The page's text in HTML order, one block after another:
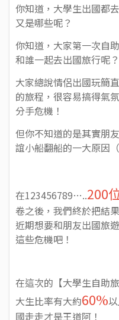
你知道，大學生出國都
又是哪些呢？
你知道，大家第一次自
和誰一起去出國旅行呢？
大家總說情侶出國玩簡
的旅程，很容易搞得氣
分手危機！
但你不知道的是其實朋
誼小船翻船的一大原因（
在123456789…..200
卷之後，我們終於把結
近期想要和朋友出國旅
這些危機吧！
在這次的【大學生自助
大生比率有大約60%
國走走才是王道阿！